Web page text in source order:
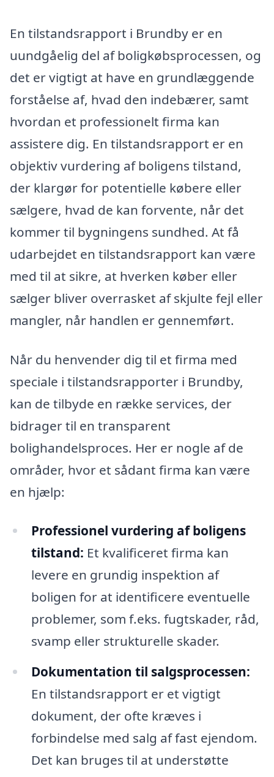
En tilstandsrapport i Brundby er en
uundgåelig del af boligkøbsprocessen, og
det er vigtigt at have en grundlæggende
forståelse af, hvad den indebærer, samt
hvordan et professionelt firma kan
assistere dig. En tilstandsrapport er en
objektiv vurdering af boligens tilstand,
der klargør for potentielle købere eller
sælgere, hvad de kan forvente, når det
kommer til bygningens sundhed. At få
udarbejdet en tilstandsrapport kan være
med til at sikre, at hverken køber eller
sælger bliver overrasket af skjulte fejl eller
mangler, når handlen er gennemført.
Når du henvender dig til et firma med
speciale i tilstandsrapporter i Brundby,
kan de tilbyde en række services, der
bidrager til en transparent
bolighandelsproces. Her er nogle af de
områder, hvor et sådant firma kan være
en hjælp:
Professionel vurdering af boligens
tilstand: Et kvalificeret firma kan
levere en grundig inspektion af
boligen for at identificere eventuelle
problemer, som f.eks. fugtskader, råd,
svamp eller strukturelle skader.
Dokumentation til salgsprocessen:
En tilstandsrapport er et vigtigt
dokument, der ofte kræves i
forbindelse med salg af fast ejendom.
Det kan bruges til at understøtte